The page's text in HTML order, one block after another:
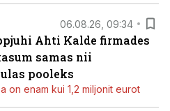
06.08.26, 09:34
Ahti Kalde firmades
samas nii
pooleks
on enam kui 1,2 miljonit eurot